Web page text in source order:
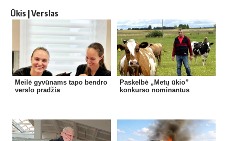
Ūkis | Verslas
Meilė gyvūnams tapo bendro
verslo pradžia
Paskelbė „Metų ūkio”
konkurso nominantus